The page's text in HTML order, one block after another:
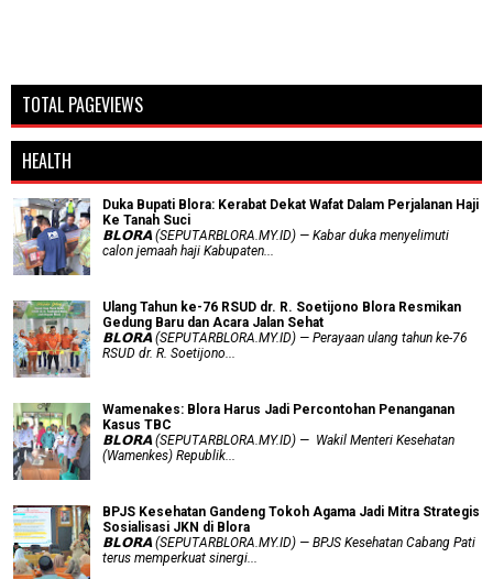
TOTAL PAGEVIEWS
HEALTH
Duka Bupati Blora: Kerabat Dekat Wafat Dalam Perjalanan Haji
Ke Tanah Suci
𝗕𝗟𝗢𝗥𝗔 (SEPUTARBLORA.MY.ID) — Kabar duka menyelimuti
calon jemaah haji Kabupaten...
Ulang Tahun ke-76 RSUD dr. R. Soetijono Blora Resmikan
Gedung Baru dan Acara Jalan Sehat
𝗕𝗟𝗢𝗥𝗔 (SEPUTARBLORA.MY.ID) — Perayaan ulang tahun ke-76
RSUD dr. R. Soetijono...
Wamenakes: Blora Harus Jadi Percontohan Penanganan
Kasus TBC
𝗕𝗟𝗢𝗥𝗔 (SEPUTARBLORA.MY.ID) — Wakil Menteri Kesehatan
(Wamenkes) Republik...
BPJS Kesehatan Gandeng Tokoh Agama Jadi Mitra Strategis
Sosialisasi JKN di Blora
𝗕𝗟𝗢𝗥𝗔 (SEPUTARBLORA.MY.ID) — BPJS Kesehatan Cabang Pati
terus memperkuat sinergi...